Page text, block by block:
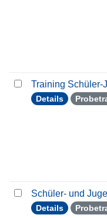
Training Schüler-
Details
Schüler- und
Details